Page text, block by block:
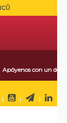
Apóyenos con un